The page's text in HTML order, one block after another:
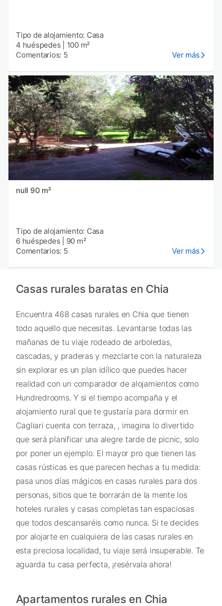
Tipo de alojamiento: Casa
4 huéspedes
100 m²
Comentarios: 5
Ver más
null 90 m²
Tipo de alojamiento: Casa
6 huéspedes
90 m²
Comentarios: 5
Ver más
Casas rurales baratas en Chia
Encuentra 468 casas rurales en Chia que tienen
todo aquello que necesitas. Levantarse todas las
mañanas de tu viaje rodeado de arboledas,
cascadas, y praderas y mezclarte con la naturaleza
sin explorar es un plan idílico que puedes hacer
realidad con un comparador de alojamientos como
Hundredrooms. Y si el tiempo acompaña y el
alojamiento rural que te gustaría para dormir en
Cagliari cuenta con terraza, , imagina lo divertido
que será planificar una alegre tarde de picnic, solo
por poner un ejemplo. El mayor pro que tienen las
casas rústicas es que parecen hechas a tu medida:
pasa unos días mágicos en casas rurales para dos
personas, sitios que te borrarán de la mente los
hoteles rurales y casas completas tan espaciosas
que todos descansaréis como nunca. Si te decides
por alojarte en cualquiera de las casas rurales en
esta preciosa localidad, tu viaje será insuperable. Te
aguarda tu casa perfecta, ¡resérvala ahora!
Apartamentos rurales en Chia